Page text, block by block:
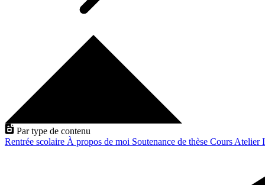
Par type de contenu
Rentrée scolaire À propos de moi Soutenance de thèse Cours Atelier